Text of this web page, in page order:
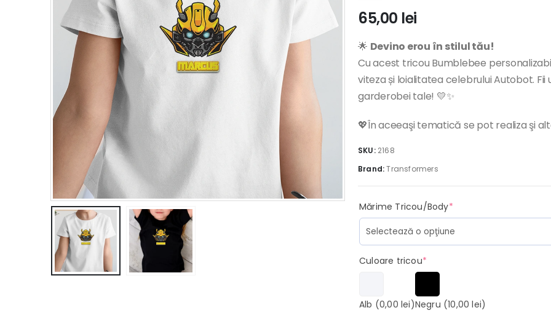
65,00 lei
🌟 Devino erou în stilul tău!
Cu acest tricou Bumblebee
viteza și loialitatea celebrului Autobot.
garderobei tale! 💛✨
💖În aceeaşi tematică se pot realiza şi
SKU: 2168
Brand:Transformers
Mărime Tricou/Body*(required)
Culoare tricou*(required)
Alb (0,00 lei)Negru (10,00 lei)